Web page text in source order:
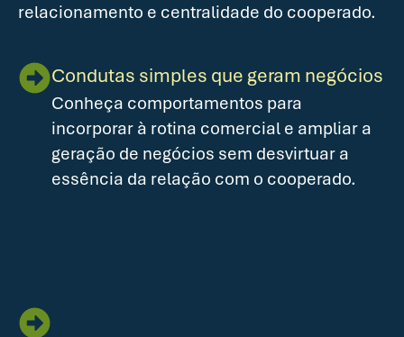
relacionamento e centralidade do cooperado.
Condutas simples que geram negócios
Conheça comportamentos para
incorporar à rotina comercial e ampliar a
geração de negócios sem desvirtuar a
essência da relação com o cooperado.